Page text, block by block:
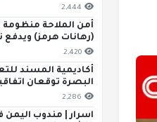
2,444
أمن الملاحة منظومة
(رهانات هرمز) ويدفع
2,420
أكاديمية المسند
البصرة توقعان
2,286
اسرار | مندوب